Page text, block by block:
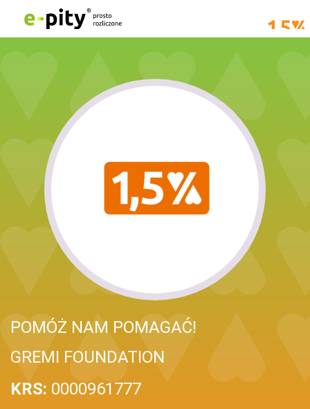
POMÓŻ NAM POMAGAĆ!
GREMI FOUNDATION
KRS: 0000961777